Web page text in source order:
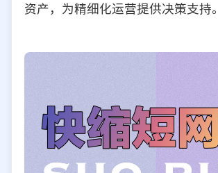
资产，为精细化运营提供决策支持。